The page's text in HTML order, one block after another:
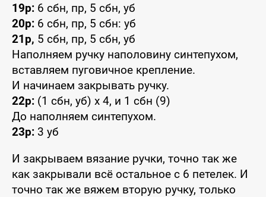
19р: 6 сбн, пр, 5 сбн, уб
20р: 6 сбн, пр, 5 сбн: уб
21р, 5 сбн, пр, 5 сбн, уб
Наполняем ручку наполовину синтепухом,
вставляем пуговичное крепление.
И начинаем закрывать ручку.
22р: (1 сбн, уб) x 4, и 1 сбн (9)
До наполняем синтепухом.
23р: 3 уб
И закрываем вязание ручки, точно так же
как закрывали всё остальное с 6 петелек. И
точно так же вяжем вторую ручку, только